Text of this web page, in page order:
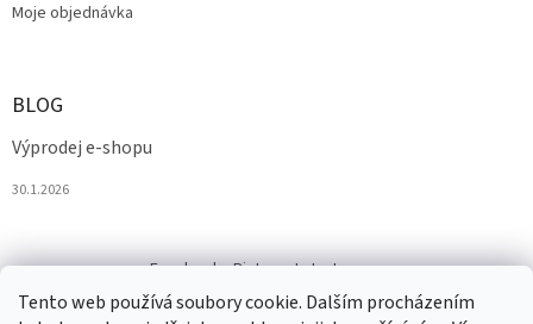
Tento web používá soubory cookie. Dalším procházením
Moje objednávka
BLOG
Výprodej e-shopu
30.1.2026
Facebook Pinterest Instagram